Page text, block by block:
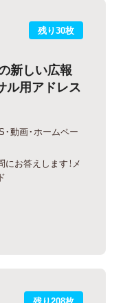
残り30枚
新しい広報
ル用アドレス
動画・ホームペー
お答えします！メ